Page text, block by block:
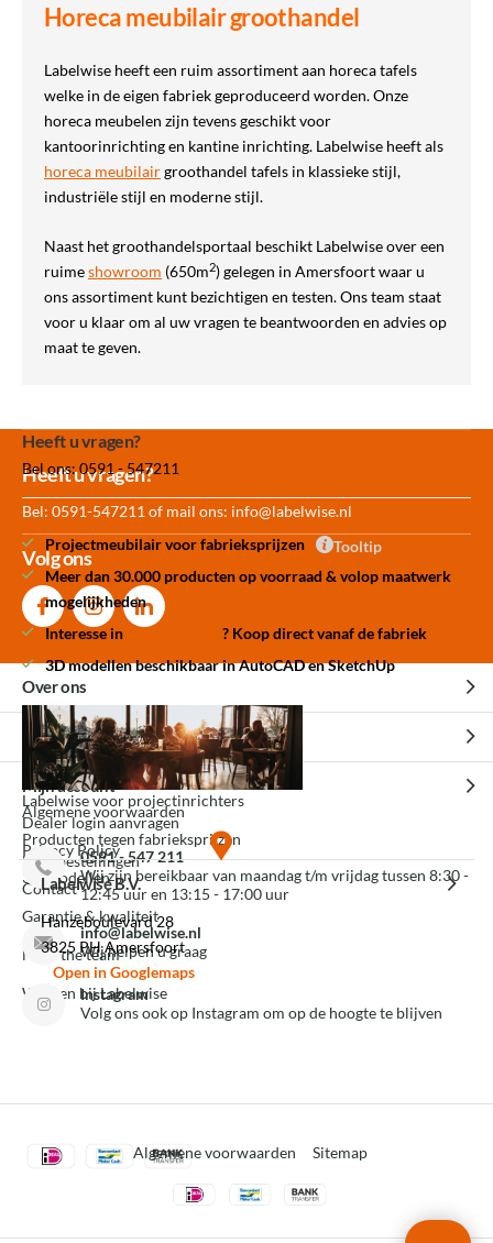
Horeca meubilair groothandel
Labelwise heeft een ruim assortiment aan horeca tafels
welke in de eigen fabriek geproduceerd worden. Onze
horeca meubelen zijn tevens geschikt voor
kantoorinrichting en kantine inrichting. Labelwise heeft als
horeca meubilairgroothandel tafels in klassieke stijl,
industriële stijl en moderne stijl.
Naast het groothandelsportaal beschikt Labelwise over een
ruimeshowroom (650m2) gelegen in Amersfoort waar u
ons assortiment kunt bezichtigen en testen. Ons team staat
voor u klaar om al uw vragen te beantwoorden en advies op
maat te geven.
Heeft u vragen?
Bel ons: 0591 - 547211
Projectmeubilair voor fabrieksprijzen
Tooltip
Meer dan 30.000 producten op voorraad & volop maatwerk
mogelijkheden
Interesse in
betere prijzen ? Koop direct vanaf de fabriek
3D modellen beschikbaar in AutoCAD en SketchUp
Meer dan 30.000
producten op voorraad
Center Amersfoort
eigen fabriek
Heeft u vragen?
Bel: 0591-547211 of mail ons: info@labelwise.nl
Volg ons
Over ons
Over ons
Experience Center Amersfoort
Labelwise voor projectinrichters
Producten tegen fabrieksprijzen
3D modellen
Garantie & kwaliteit
Meet the team
Werken bij Labelwise
Klantenservice
Veelgestelde vragen
Algemene voorwaarden
Privacy Policy
Contact
Mijn account
Dealer login aanvragen
Mijn bestellingen
0591 - 547 211
Wij zijn bereikbaar van maandag t/m vrijdag tussen 8:30 -
12:45 uur en 13:15 - 17:00 uur
info@labelwise.nl
Wij helpen u graag
Instagram
Volg ons ook op Instagram om op de hoogte te blijven
Labelwise B.V.
Hanzeboulevard 28
3825 PH Amersfoort
Open in Googlemaps
Algemene voorwaarden Sitemap